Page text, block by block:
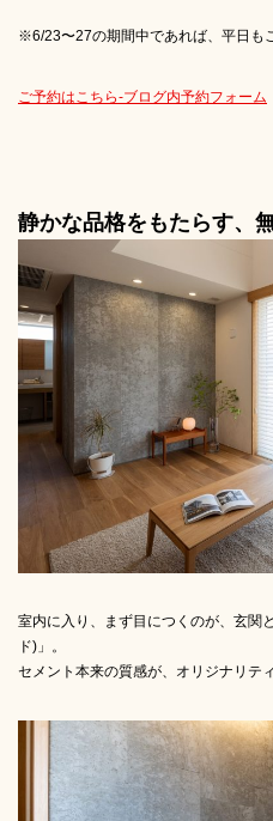
※6/23〜27の期間中であれば、平日も
ご予約はこちら-ブログ内予約フォーム
静かな品格をもたらす、
室内に入り、まず目につくのが、玄関
ド)」。
セメント本来の質感が、オリジナリテ